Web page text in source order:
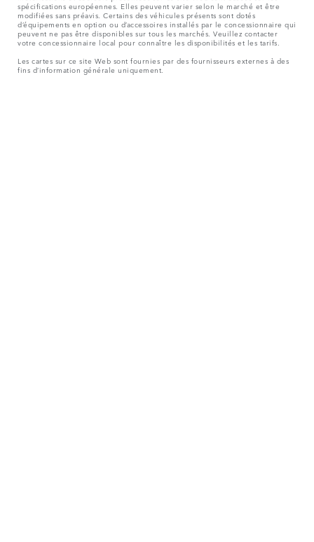
spécifications européennes. Elles peuvent varier selon le marché et être
modifiées sans préavis. Certains des véhicules présents sont dotés
d’équipements en option ou d’accessoires installés par le concessionnaire qui
peuvent ne pas être disponibles sur tous les marchés. Veuillez contacter
votre concessionnaire local pour connaître les disponibilités et les tarifs.
Les cartes sur ce site Web sont fournies par des fournisseurs externes à des
fins d’information générale uniquement.